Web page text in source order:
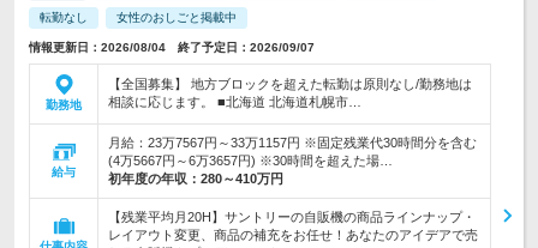
転勤なし 女性のおしごと掲載中
情報更新日：2026/08/04 終了予定日：2026/09/07
勤務地
【全国募集】 地方ブロックを超えた転勤は原則なし/勤務地は
相談に応じます。 ■北海道 北海道札幌市…
給与
月給：23万7567円～33万1157円 ※固定残業代30時間分を含む
(4万5667円～6万3657円) ※30時間を超えた場…
初年度の年収： 280～410万円
【残業平均月20H】サントリーの自販機の商品ラインナップ・
レイアウト変更、商品の補充をお任せ！あなたのアイデアで売